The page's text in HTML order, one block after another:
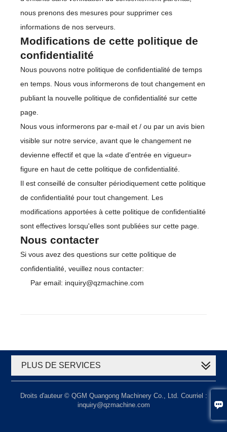

nous prenons des mesures pour supprimer ces
informations de nos serveurs.
Modifications de cette politique de
confidentialité
Nous pouvons notre politique de confidentialité de temps
en temps. Nous vous informerons de tout changement en
publiant la nouvelle politique de confidentialité sur cette
page.
Nous vous informerons par e-mail et / ou par un avis bien
visible sur notre service, avant que le changement ne
devienne effectif et que la «date d'entrée en vigueur»
figure en haut de cette politique de confidentialité.
Il est conseillé de consulter périodiquement cette politique
de confidentialité pour tout changement. Les
modifications apportées à cette politique de confidentialité
sont effectives lorsqu'elles sont publiées sur cette page.
Nous contacter
Si vous avez des questions sur cette politique de
confidentialité, veuillez nous contacter:
Par email: inquiry@qzmachine.com
PLUS DE SERVICES
Droits d'auteur © QGM Quangong Machinery Co., Ltd. Courriel :
inquiry@qzmachine.com